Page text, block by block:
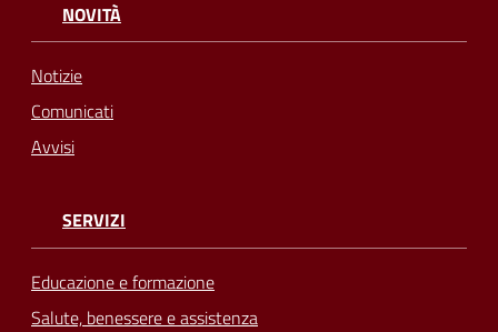
NOVITÀ
Notizie
Comunicati
Avvisi
SERVIZI
Educazione e formazione
Salute, benessere e assistenza